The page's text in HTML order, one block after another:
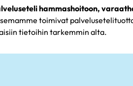
hammashoitoon,
toimivat
tietoihin tarkemmin alta.